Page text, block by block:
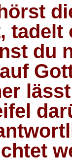
tadelt
du